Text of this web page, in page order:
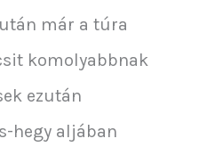
már a túra
komolyabbnak
ezután
hegy aljában